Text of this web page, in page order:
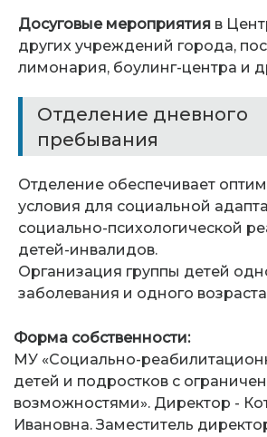
Досуговые мероприятияв
других учреждений города,
лимонария, боулинг-центра и
Отделение дневного
пребывания
Отделение обеспечивает
условия для социальной
социально-психологической
детей-инвалидов.
Организация группы детей
заболевания и одного
Форма собственности:
МУ «Социально-
детей и подростков с
возможностями». Директор -
Ивановна. Заместитель